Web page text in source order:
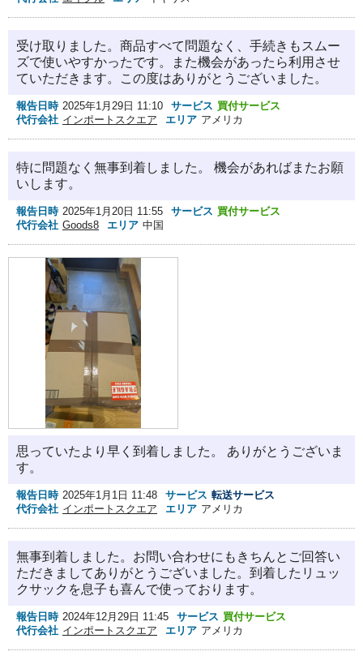
受け取りました。商品すべて問題なく、手続きもスムー
ズで使いやすかったです。また機会があったら利用させ
ていただきます。この度はありがとうございました。
報告日時 2025年1月29日 11:10 サービス 買付サービス
代行会社 インポートスクエア エリア アメリカ
特に問題なく無事到着しました。 機会があればまたお願
いします。
報告日時 2025年1月20日 11:55 サービス 買付サービス
代行会社 Goods8 エリア 中国
思っていたより早く到着しました。 ありがとうございま
す。
報告日時 2025年1月1日 11:48 サービス 転送サービス
代行会社 インポートスクエア エリア アメリカ
無事到着しました。お問い合わせにもきちんとご回答い
ただきましてありがとうございました。到着したリュッ
クサックを息子も喜んで使っております。
報告日時 2024年12月29日 11:45 サービス 買付サービス
代行会社 インポートスクエア エリア アメリカ